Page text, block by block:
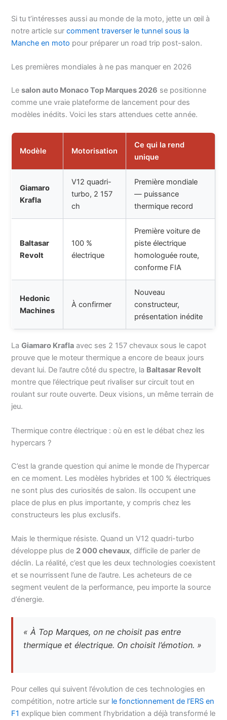
Si tu t’intéresses aussi au monde de la moto, jette un œil à
notre article surcomment traverser le tunnel sous la
Manche en moto pour préparer un road trip post-salon.
Les premières mondiales à ne pas manquer en 2026
Lesalon auto Monaco Top Marques 2026 se positionne
comme une vraie plateforme de lancement pour des
modèles inédits. Voici les stars attendues cette année.
Modèle Motorisation
Ce qui la rend
unique
Giamaro
Krafla
V12 quadri-
turbo, 2 157
ch
Première mondiale
— puissance
thermique record
Baltasar
Revolt
100 %
électrique
Première voiture de
piste électrique
homologuée route,
conforme FIA
Hedonic
Machines
À confirmer
Nouveau
constructeur,
présentation inédite
LaGiamaro Krafla avec ses 2 157 chevaux sous le capot
prouve que le moteur thermique a encore de beaux jours
devant lui. De l’autre côté du spectre, la Baltasar Revolt
montre que l’électrique peut rivaliser sur circuit tout en
roulant sur route ouverte. Deux visions, un même terrain de
jeu.
Thermique contre électrique : où en est le débat chez les
hypercars ?
C’est la grande question qui anime le monde de l’hypercar
en ce moment. Les modèles hybrides et 100 % électriques
ne sont plus des curiosités de salon. Ils occupent une
place de plus en plus importante, y compris chez les
constructeurs les plus exclusifs.
Mais le thermique résiste. Quand un V12 quadri-turbo
développe plus de 2 000 chevaux, difficile de parler de
déclin. La réalité, c’est que les deux technologies coexistent
et se nourrissent l’une de l’autre. Les acheteurs de ce
segment veulent de la performance, peu importe la source
d’énergie.
« À Top Marques, on ne choisit pas entre
thermique et électrique. On choisit l’émotion. »
Pour celles qui suivent l’évolution de ces technologies en
compétition, notre article sur le fonctionnement de l’ERS en
F1 explique bien comment l’hybridation a déjà transformé le